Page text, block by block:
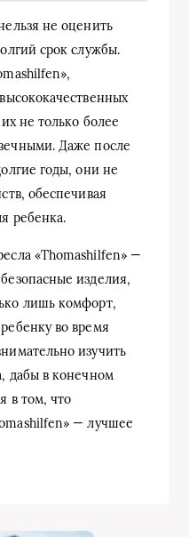
не оценить
срок службы.
не только более
Даже после
годы, они не
обеспечивая
ребенка.
«Thomashilfen» —
изделия,
лишь комфорт,
во время
изучить
дабы в конечном
в том, что
— лучшее